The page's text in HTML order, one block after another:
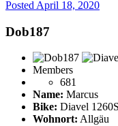
Posted April 18, 2020
Dob187
Members
681
Name: Marcus
Bike: Diavel 1260S
Wohnort: Allgäu